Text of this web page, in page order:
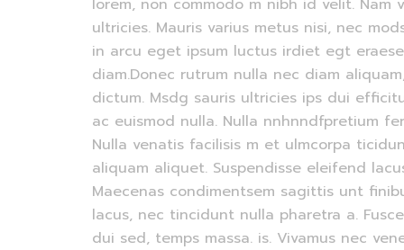
lorem, non commodo m nibh id velit.
ultricies. Mauris varius metus nisi, nec
in arcu eget ipsum luctus irdiet egt
diam.Donec rutrum nulla nec diam
dictum. Msdg sauris ultricies ips dui
ac euismod nulla. Nulla nnhnndfpretium
Nulla venatis facilisis m et ulmcorpa
aliquam aliquet. Suspendisse eleifend
Maecenas condimentsem sagittis unt
lacus, nec tincidunt nulla pharetra a.
dui sed, temps massa. is. Vivamus nec